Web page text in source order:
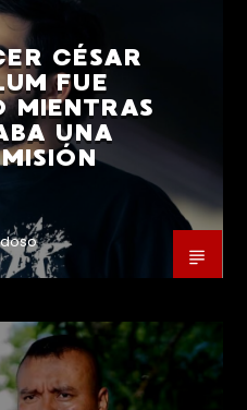
CÉSAR
FUE
MIENTRAS
UNA